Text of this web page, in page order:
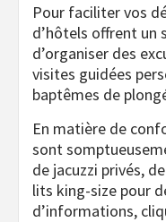
Pour faciliter vos
d’hôtels offrent un
d’organiser des
visites guidées
baptêmes de
En matière de
sont
de jacuzzi privés,
lits king-size pour
d’informations,